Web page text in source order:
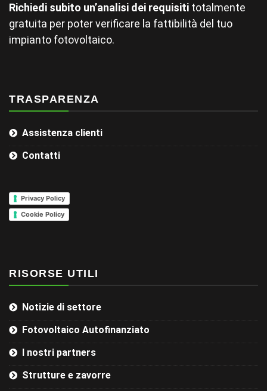
Richiedi subito un’analisi dei requisiti totalmente
gratuita per poter verificare la fattibilità del tuo
impianto fotovoltaico.
TRASPARENZA
Assistenza clienti
Contatti
Privacy Policy
Cookie Policy
RISORSE UTILI
Notizie di settore
Fotovoltaico Autofinanziato
I nostri partners
Strutture e zavorre